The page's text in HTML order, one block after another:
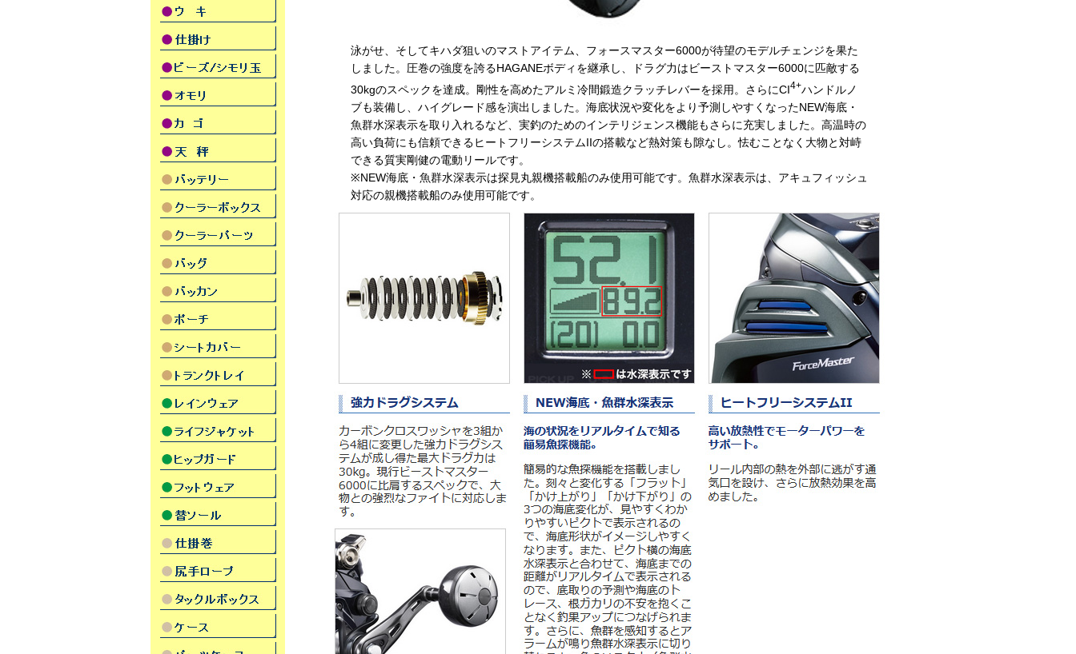
泳がせ、そしてキハダ狙いのマストアイテム、フォースマスター6000が待望のモデルチェンジを果た
しました。圧巻の強度を誇るHAGANEボディを継承し、ドラグ力はビーストマスター6000に匹敵する
30kgのスペックを達成。剛性を高めたアルミ冷間鍛造クラッチレバーを採用。さらにCI4+ハンドルノ
ブも装備し、ハイグレード感を演出しました。海底状況や変化をより予測しやすくなったNEW海底・
魚群水深表示を取り入れるなど、実釣のためのインテリジェンス機能もさらに充実しました。高温時の
高い負荷にも信頼できるヒートフリーシステムIIの搭載など熱対策も隙なし。怯むことなく大物と対峙
できる質実剛健の電動リールです。
※NEW海底・魚群水深表示は探見丸親機搭載船のみ使用可能です。魚群水深表示は、アキュフィッシュ
対応の親機搭載船のみ使用可能です。